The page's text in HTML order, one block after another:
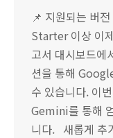
📌 지원되는 버
Starter 이상 이
고서 대시보드에
션을 통해
수 있습니다. 이
Gemini를 통해
니다. 새롭게 추